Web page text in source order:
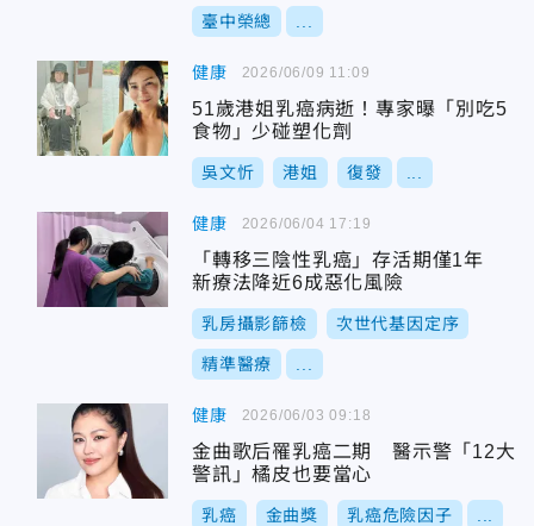
臺中榮總
健康
51歲港姐乳癌病逝！專家曝「別吃5
食物」少碰塑化劑
吳文忻 港姐 復發
2026/06/09 11:09
健康
「轉移三陰性乳癌」存活期僅1年
新療法降近6成惡化風險
乳房攝影篩檢 次世代基因定序
精準醫療
2026/06/04 17:19
健康
金曲歌后罹乳癌二期 醫示警「12大
警訊」橘皮也要當心
乳癌 金曲獎 乳癌危險因子
2026/06/03 09:18